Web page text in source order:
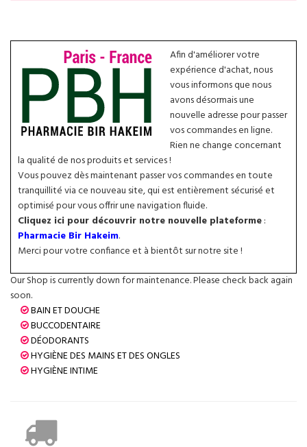
Afin d'améliorer votre
expérience d'achat, nous
vous informons que nous
avons désormais une
nouvelle adresse pour passer
vos commandes en ligne.
Rien ne change concernant
la qualité de nos produits et services !
Vous pouvez dès maintenant passer vos commandes en toute
tranquillité via ce nouveau site, qui est entièrement sécurisé et
optimisé pour vous offrir une navigation fluide.
Cliquez ici pour découvrir notre nouvelle plateforme:
Pharmacie Bir Hakeim.
Merci pour votre confiance et à bientôt sur notre site !
Our Shop is currently down for maintenance. Please check back again
soon.
BAIN ET DOUCHE
BUCCODENTAIRE
DÉODORANTS
HYGIÈNE DES MAINS ET DES ONGLES
HYGIÈNE INTIME